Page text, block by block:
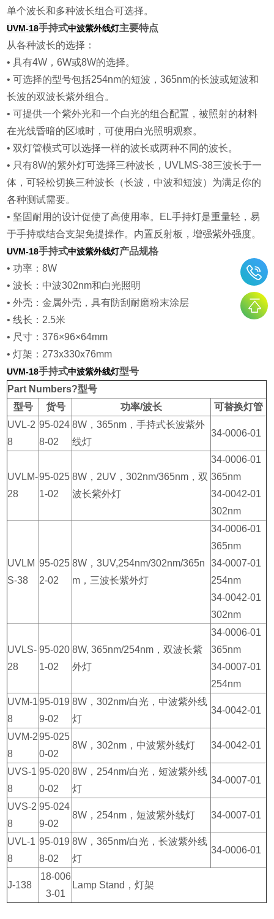
单个波长和多种波长组合可选择。
UVM-18手持式中波紫外线灯主要特点
从各种波长的选择：
• 具有4W，6W或8W的选择。
• 可选择的型号包括254nm的短波，365nm的长波或短波和
长波的双波长紫外组合。
• 可提供一个紫外光和一个白光的组合配置，被照射的材料
在光线昏暗的区域时，可使用白光照明观察。
• 双灯管模式可以选择一样的波长或两种不同的波长。
• 只有8W的紫外灯可选择三种波长，UVLMS-38三波长于一
体，可轻松切换三种波长（长波，中波和短波）为满足你的
各种测试需要。
• 坚固耐用的设计促使了高使用率。EL手持灯是重量轻，易
于手持或结合支架免提操作。内置反射板，增强紫外强度。
UVM-18手持式中波紫外线灯产品规格
• 功率：8W
• 波长：中波302nm和白光照明
• 外壳：金属外壳，具有防刮耐磨粉末涂层
• 线长：2.5米
• 尺寸：376×96×64mm
• 灯架：273x330x76mm
UVM-18手持式中波紫外线灯型号
Part Numbers?型号
型号
货号 功率/波长
可替换灯管
UVL-2
8
95-024
8-02
8W，365nm，手持式长波紫外
线灯
34-0006-01
UVLM-
28
95-025
1-02
8W，2UV，302nm/365nm，双
波长紫外灯
34-0006-01
365nm
34-0042-01
302nm
UVLM
S-38
95-025
2-02
8W，3UV,254nm/302nm/365n
m，三波长紫外灯
34-0006-01
365nm
34-0007-01
254nm
34-0042-01
302nm
UVLS-
28
95-020
1-02
8W, 365nm/254nm，双波长紫
外灯
34-0006-01
365nm
34-0007-01
254nm
UVM-1
8
95-019
9-02
8W，302nm/白光，中波紫外线
灯
34-0042-01
UVM-2
8
95-025
0-02
8W，302nm，中波紫外线灯 34-0042-01
UVS-1
8
95-020
0-02
8W，254nm/白光，短波紫外线
灯
34-0007-01
UVS-2
8
95-024
9-02
8W，254nm，短波紫外线灯 34-0007-01
UVL-1
8
95-019
8-02
8W，365nm/白光，长波紫外线
灯
34-0006-01
J-138
18-006
3-01
Lamp Stand，灯架